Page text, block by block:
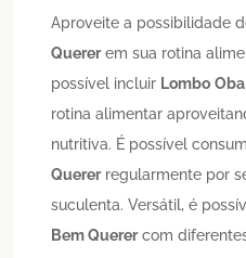
Aproveite a possibilidade
Quererem sua rotina
possível incluir Lombo
rotina alimentar
nutritiva. É possível
Quererregularmente por
suculenta. Versátil, é
Bem Querercom